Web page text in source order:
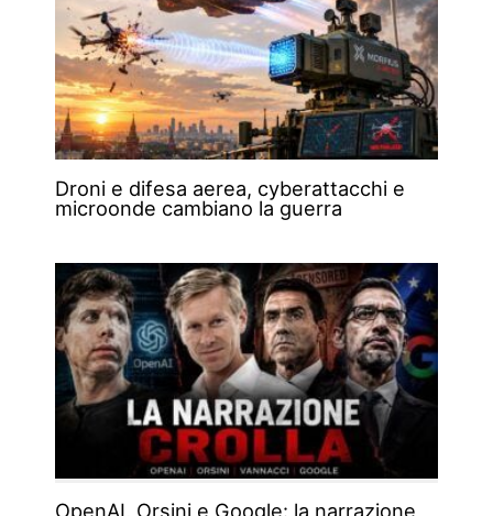
Droni e difesa aerea, cyberattacchi e
microonde cambiano la guerra
OpenAI, Orsini e Google: la narrazione